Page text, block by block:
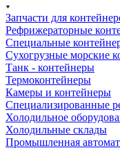
Запчасти для
Рефрижераторные
Специальные
Сухогрузные морские
Танк - контейнеры
Термоконтейнеры
Камеры и контейнеры
Специализированные
Холодильное
Холодильные склады
Промышленная